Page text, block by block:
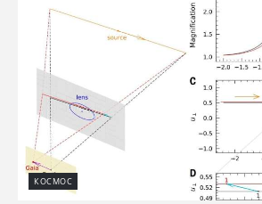
КОСМОС